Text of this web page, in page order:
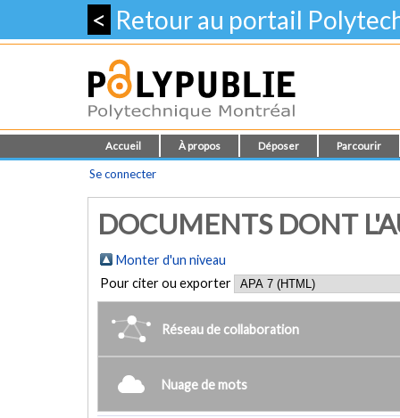
< Retour au portail
Accueil À propos Déposer Parcourir
Se connecter
DOCUMENTS DONT
Monter d'un niveau
Pour citer ou exporter
Réseau de collaboration
Nuage de mots